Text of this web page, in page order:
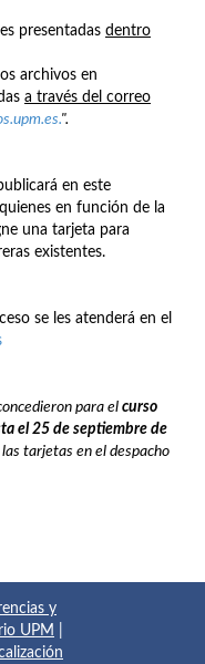
presentadas dentro
archivos en
a través del correo
".
en este
en función de la
una tarjeta para
existentes.
se les atenderá en el
para el curso
el 25 de septiembre de
tarjetas en el despacho
y
UPM